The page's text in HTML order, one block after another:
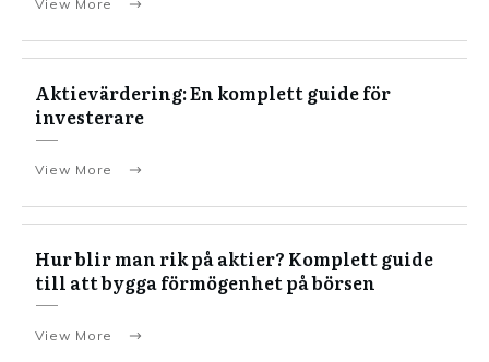
View More
Aktievärdering: En komplett guide för
investerare
View More
Hur blir man rik på aktier? Komplett guide
till att bygga förmögenhet på börsen
View More